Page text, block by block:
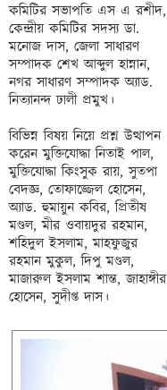
কমিটির সভাপতি এস এ রশীদ,
কেন্দ্রীয় কমিটির সদস্য ডা.
মনোজ দাস, জেলা সাধারণ
সম্পাদক শেখ আব্দুল হান্নান,
নগর সাধারণ সম্পাদক অ্যাড.
নিত্যানন্দ ঢালী প্রমুখ।
বিভিন্ন বিষয় নিয়ে প্রশ্ন উত্থাপন
করেন মুক্তিযোদ্ধা নিতাই পাল,
মুক্তিযোদ্ধা কিংসুক রায়, সুতপা
বেদজ্ঞ, তোফাজ্জেল হোসেন,
অ্যাড. হুমায়ুন কবির, প্রিতীষ
মণ্ডল, মীর ওবায়দুর রহমান,
শহিদুল ইসলাম, মাহফুজুর
রহমান মুকুল, দিপু মণ্ডল,
মাজারুল ইসলাম শান্ত, জাহাঙ্গীর
হোসেন, সুদীপ্ত দাস।